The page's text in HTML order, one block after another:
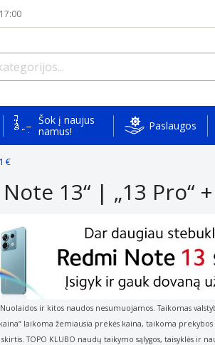
Šok į naujus
namus!
Paslaugos
€
13“ | „13 Pro“
Nuolaidos ir kitos naudos nesumuojamos. Taikomas
kaina“ laikoma žemiausia prekės kaina, taikoma
TOPO KLUBO naudų taikymo sąlygos, taisyklės ir